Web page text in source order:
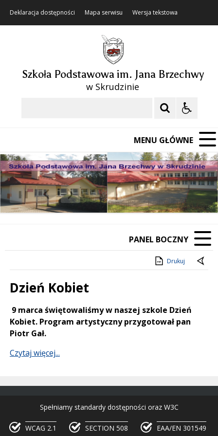
Deklaracja dostępności Mapa serwisu Wersja tekstowa
Szkoła Podstawowa im. Jana Brzechwy
w Skrudzinie
MENU GŁÓWNE
Poprzedni Element
Następny Element
❚❚
PANEL BOCZNY
Drukuj
Dzień Kobiet
Treść
9 marca świętowaliśmy w naszej szkole Dzień
Kobiet. Program artystyczny przygotował pan
Piotr Gał.
Czytaj więcej...
Spełniamy standardy dostępności oraz W3C
WCAG 2.1 SECTION 508 EAA/EN 301549